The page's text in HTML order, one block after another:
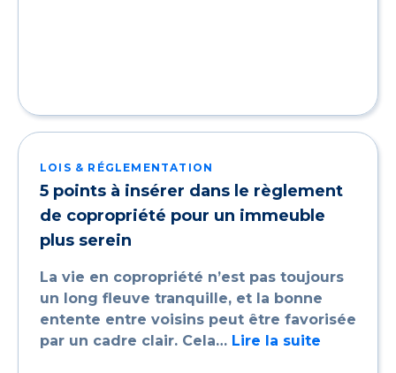
LOIS & RÉGLEMENTATION
5 points à insérer dans le règlement
de copropriété pour un immeuble
plus serein
La vie en copropriété n’est pas toujours
un long fleuve tranquille, et la bonne
entente entre voisins peut être favorisée
par un cadre clair. Cela… Lire la suite